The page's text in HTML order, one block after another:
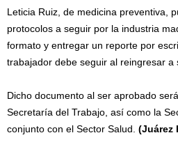
Leticia Ruiz, de medicina preventiva,
protocolos a seguir por la industria
formato y entregar un reporte por
trabajador debe seguir al reingresar a
Dicho documento al ser aprobado
Secretaría del Trabajo, así como la
conjunto con el Sector Salud. (Juárez